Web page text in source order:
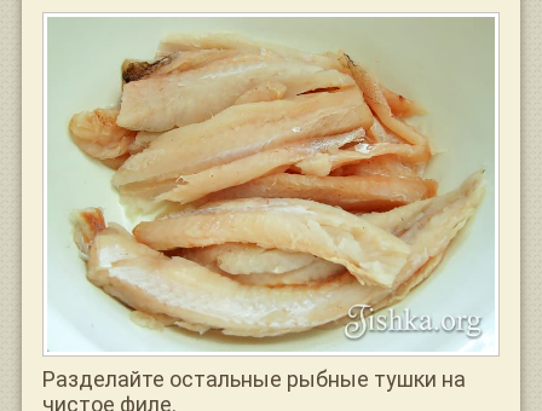
Разделайте остальные рыбные тушки на
чистое филе.